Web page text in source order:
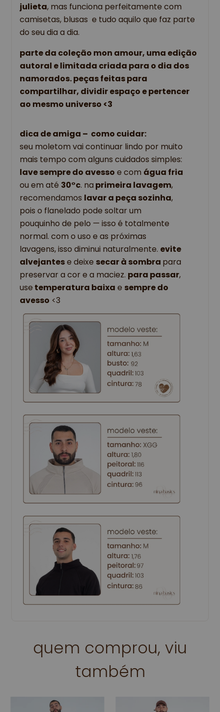
julieta, mas funciona perfeitamente com
camisetas, blusas  e tudo aquilo que faz parte
do seu dia a dia.
parte da coleção mon amour, uma edição
autoral e limitada criada para o dia dos
namorados. peças feitas para
compartilhar, dividir espaço e pertencer
ao mesmo universo <3
dica de amiga –  como cuidar:
seu moletom vai continuar lindo por muito
lave sempre do avesso e com água fria
ou em até 30°c. na primeira lavagem,
recomendamos lavar a peça sozinha,
pois o flanelado pode soltar um
pouquinho de pelo — isso é totalmente
normal. com o uso e as próximas
lavagens, isso diminui naturalmente. evite
alvejantes e deixe secar à sombra para
preservar a cor e a maciez. para passar,
use temperatura baixa e sempre do
avesso <3
quem comprou, viu
também